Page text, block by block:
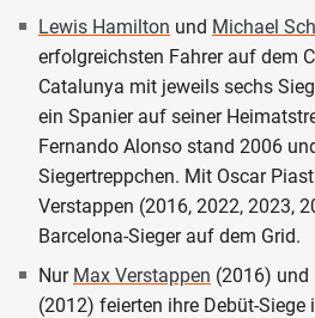
Lewis Hamilton und Michael
erfolgreichsten Fahrer auf dem
Catalunya mit jeweils sechs
ein Spanier auf seiner
Fernando Alonso stand 2006
Siegertreppchen. Mit Oscar
Verstappen (2016, 2022, 2023,
Barcelona-Sieger auf dem Grid.
Nur Max Verstappen (2016)
(2012) feierten ihre Debüt-Siege